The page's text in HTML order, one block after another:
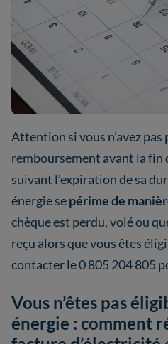
Attention si vous n’avez
remboursement avant la fin
suivant l’expiration de sa
énergie sepérime de
chèque est perdu, volé ou
reçu alors que vous êtes
contacter le 0 805 204 805
Vous n’êtes pas
énergie : comment